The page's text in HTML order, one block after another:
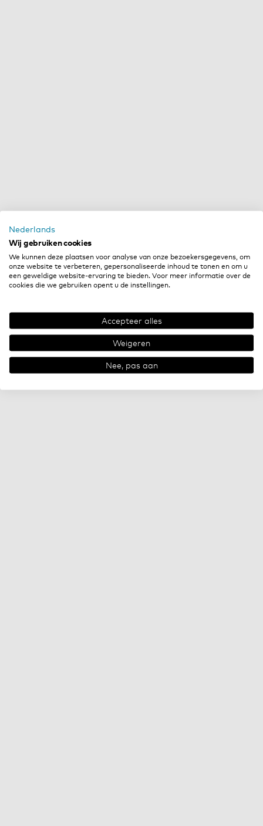
Nederlands
Wij gebruiken cookies
We kunnen deze plaatsen voor analyse van onze bezoekersgegevens, om
onze website te verbeteren, gepersonaliseerde inhoud te tonen en om u
een geweldige website-ervaring te bieden. Voor meer informatie over de
cookies die we gebruiken opent u de instellingen.
Accepteer alles
Weigeren
Nee, pas aan